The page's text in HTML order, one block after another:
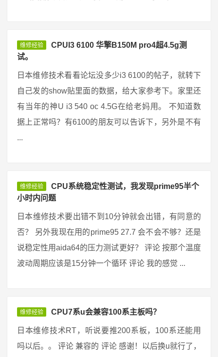
维修经验
CPUI3 6100 华擎B150M pro4超4.5g测
试。
日本维修技术看看论坛没多少i3 6100的帖子，就转下
自己发的show贴里面的数据，给大家参考下。家里还
有当年的神U i3 540 oc 4.5G在给老妈用。 不知道数
据上正常吗？有6100的朋友可以告诉下，另外是不有
...
维修经验
CPU系统稳定性测试，我发现prime95半个
小时内问题
日本维修技术要出错不到10分钟就会出错，有同意的
否？ 另外我现在用的prime95 27.7 会不会不够？还是
说稳定性用aida64的压力测试更好？ 评论 按那个温度
波动周期应该是15分钟一个循环 评论 我的感觉 ...
维修经验 CPU7系u会兼容100系主板吗？
日本维修技术RT，听说要推200系板，100系还能用
吗以后。。 评论 兼容的 评论 感谢！以后换u就行了，